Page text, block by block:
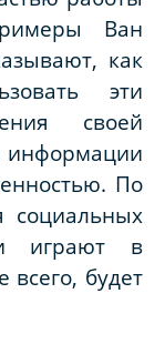
Ван
как
эти
своей
информации
По
социальных
играют в
всего, будет